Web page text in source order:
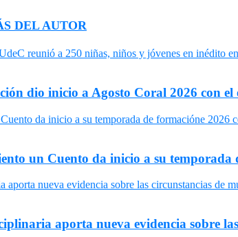
DEL AUTOR
dio inicio a Agosto Coral 2026 con el
un Cuento da inicio a su
aporta nueva evidencia sobre